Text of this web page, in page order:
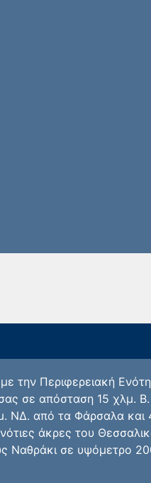
την Περιφερειακή
σε απόσταση 15 χλμ.
ΝΔ. από τα Φάρσαλα και
άκρες του
Ναθράκι σε υψόμετρο